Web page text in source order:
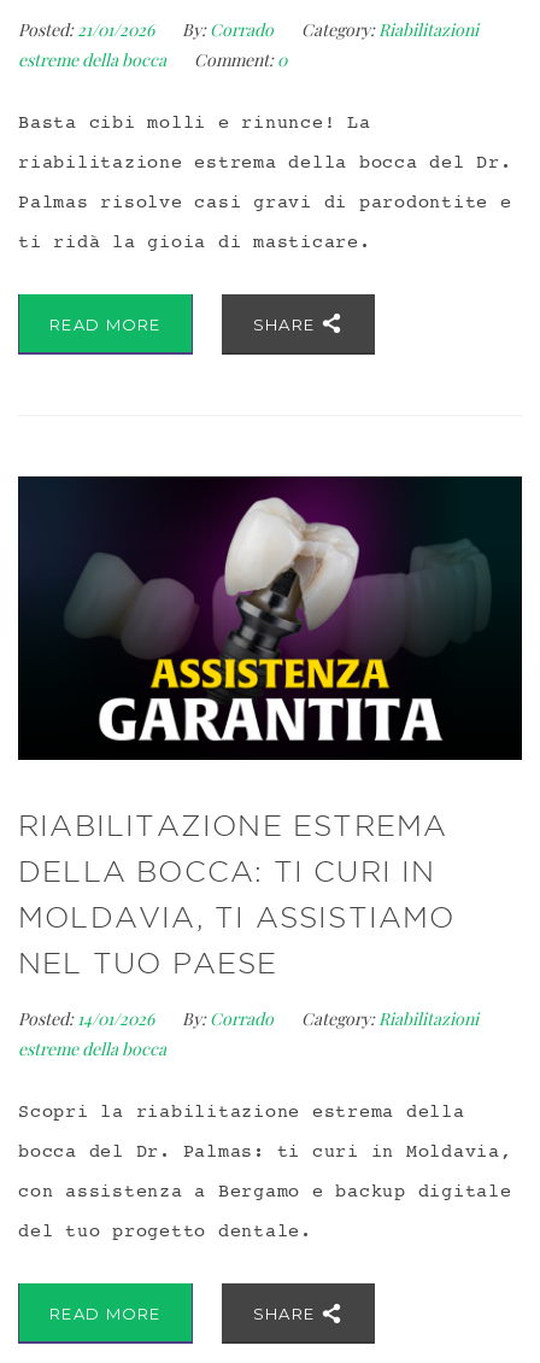
Posted: 21/01/2026 By: Corrado Category: Riabilitazioni
estreme della bocca
Comment:0
Basta cibi molli e rinunce! La
riabilitazione estrema della bocca del Dr.
Palmas risolve casi gravi di parodontite e
ti ridà la gioia di masticare.
READ MORE SHARE
RIABILITAZIONE ESTREMA
DELLA BOCCA: TI CURI IN
MOLDAVIA, TI ASSISTIAMO
NEL TUO PAESE
Posted: 14/01/2026 By: Corrado Category:Riabilitazioni
estreme della bocca
Scopri la riabilitazione estrema della
bocca del Dr. Palmas: ti curi in Moldavia,
con assistenza a Bergamo e backup digitale
del tuo progetto dentale.
READ MORE SHARE